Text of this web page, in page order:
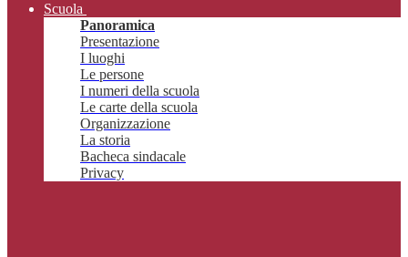
Scuola
Panoramica
Presentazione
I luoghi
Le persone
I numeri della scuola
Le carte della scuola
Organizzazione
La storia
Bacheca sindacale
Privacy